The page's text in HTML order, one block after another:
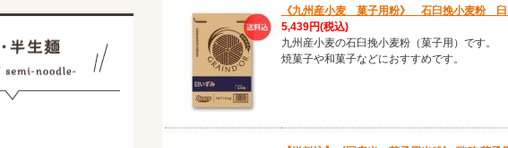
《九州産小麦 菓子用粉》 石臼挽小麦粉
5,439円(税込)
九州産小麦の石臼挽小麦粉（菓子用）です。
焼菓子や和菓子などにおすすめです。